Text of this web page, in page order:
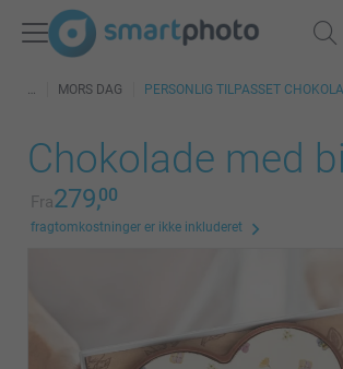
MORS DAG PERSONLIG TILPASSET
Chokolade med
Fra279,00
fragtomkostninger er ikke inkluderet